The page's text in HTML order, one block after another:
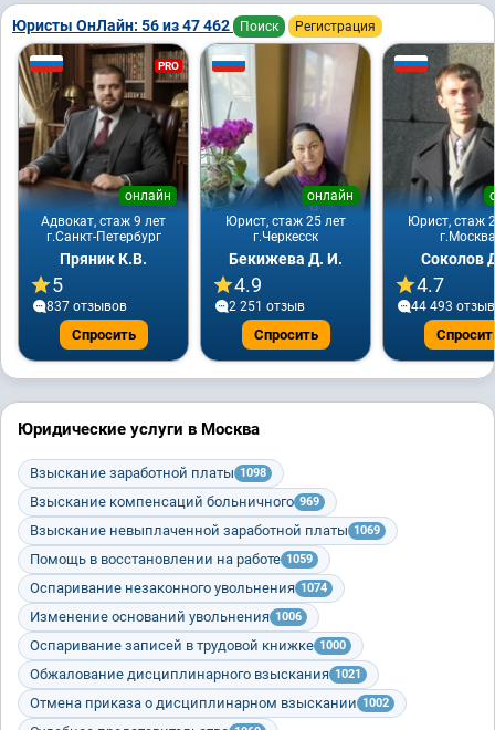
Юристы ОнЛайн: 56 из 47 462 Поиск Регистрация
PRO
Адвокат, стаж 9 лет
онлайн
г.Санкт-Петербург
Пряник К.В.
5
837 отзывов
Спросить
Юрист, стаж 25 лет
онлайн
г.Черкесск
Бекижева Д. И.
4.9
2 251 отзыв
Спросить
Юрист, стаж
г.Москва
Соколов
4.7
44 493
Юридические услуги в Москва
Взыскание заработной платы 1098
Взыскание компенсаций больничного 969
Взыскание невыплаченной заработной платы 1069
Помощь в восстановлении на работе 1059
Оспаривание незаконного увольнения 1074
Изменение оснований увольнения 1006
Оспаривание записей в трудовой книжке 1000
Обжалование дисциплинарного взыскания 1021
Отмена приказа о дисциплинарном взыскании 1002